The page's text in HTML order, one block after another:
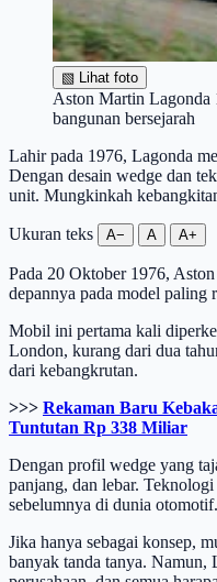
▧ Lihat foto
Aston Martin Lagonda
bangunan bersejarah
Lahir pada 1976, Lagonda
Dengan desain wedge dan
unit. Mungkinkah
Ukuran teks A− A A+
Pada 20 Oktober 1976,
depannya pada model paling
Mobil ini pertama kali
London, kurang dari dua
dari kebangkrutan.
>>> Rekaman Baru
Tuntutan Rp 338 Miliar
Dengan profil wedge yang
panjang, dan lebar.
sebelumnya di dunia otomotif.
Jika hanya sebagai konsep,
banyak tanda tanya. Namun,